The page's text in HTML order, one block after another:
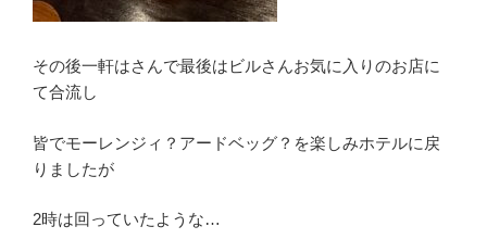
その後一軒はさんで最後はビルさんお気に入りのお店に
て合流し
皆でモーレンジィ？アードベッグ？を楽しみホテルに戻
りましたが
2時は回っていたような…